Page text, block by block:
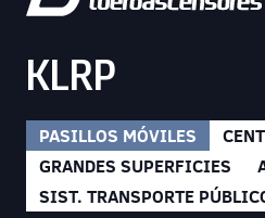
KLRP
PASILLOS MÓVILES
GRANDES SUPERFICIES
SIST. TRANSPORTE